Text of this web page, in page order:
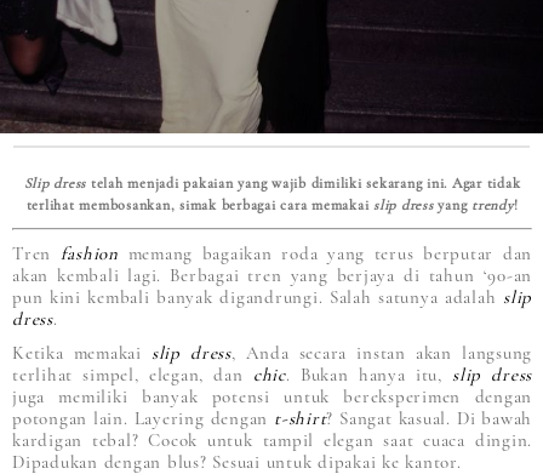
Slip dress telah menjadi pakaian yang wajib dimiliki sekarang ini. Agar tidak
terlihat membosankan, simak berbagai cara memakaislip dressyang trendy!
Tren fashion memang bagaikan roda yang terus berputar dan
akan kembali lagi. Berbagai tren yang berjaya di tahun ‘90-an
pun kini kembali banyak digandrungi. Salah satunya adalah slip
dress.
Ketika memakai slip dress, Anda secara instan akan langsung
terlihat simpel, elegan, dan chic. Bukan hanya itu, slip dress
juga memiliki banyak potensi untuk bereksperimen dengan
potongan lain. Layering dengan t-shirt? Sangat kasual. Di bawah
kardigan tebal? Cocok untuk tampil elegan saat cuaca dingin.
Dipadukan dengan blus? Sesuai untuk dipakai ke kantor.